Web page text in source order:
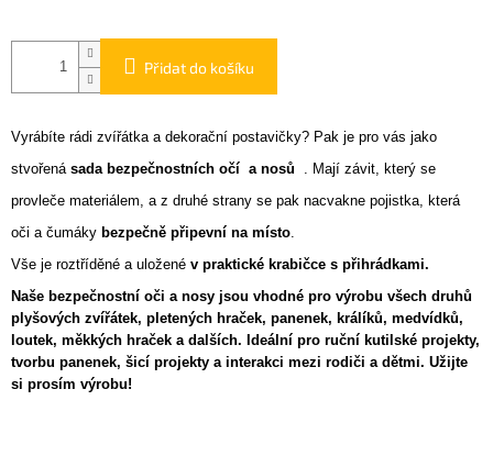
Přidat do košíku
Vyrábíte rádi zvířátka a dekorační postavičky? Pak je pro vás jako
stvořená sada bezpečnostních očí a nosů . Mají závit, který se
provleče materiálem, a z druhé strany se pak nacvakne pojistka, která
oči a čumáky bezpečně připevní na místo.
Vše je roztříděné a uložené v praktické krabičce s přihrádkami.
Naše bezpečnostní oči a nosy jsou vhodné pro výrobu všech druhů
plyšových zvířátek, pletených hraček, panenek, králíků, medvídků,
loutek, měkkých hraček a dalších. Ideální pro ruční kutilské projekty,
tvorbu panenek, šicí projekty a interakci mezi rodiči a dětmi. Užijte
si prosím výrobu!